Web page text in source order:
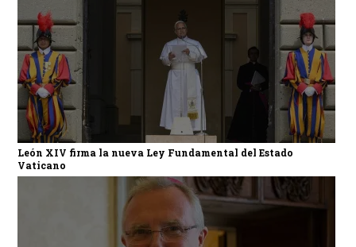
León XIV firma la nueva Ley Fundamental del Estado
Vaticano